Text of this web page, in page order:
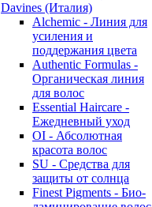
Davines (Италия)
Alchemic - Линия для
усиления и
поддержания цвета
Authentic Formulas -
Органическая линия
для волос
Essential Haircare -
Eжедневный уход
OI - Абсолютная
красота волос
SU - Средства для
защиты от солнца
Finest Pigments - Био-